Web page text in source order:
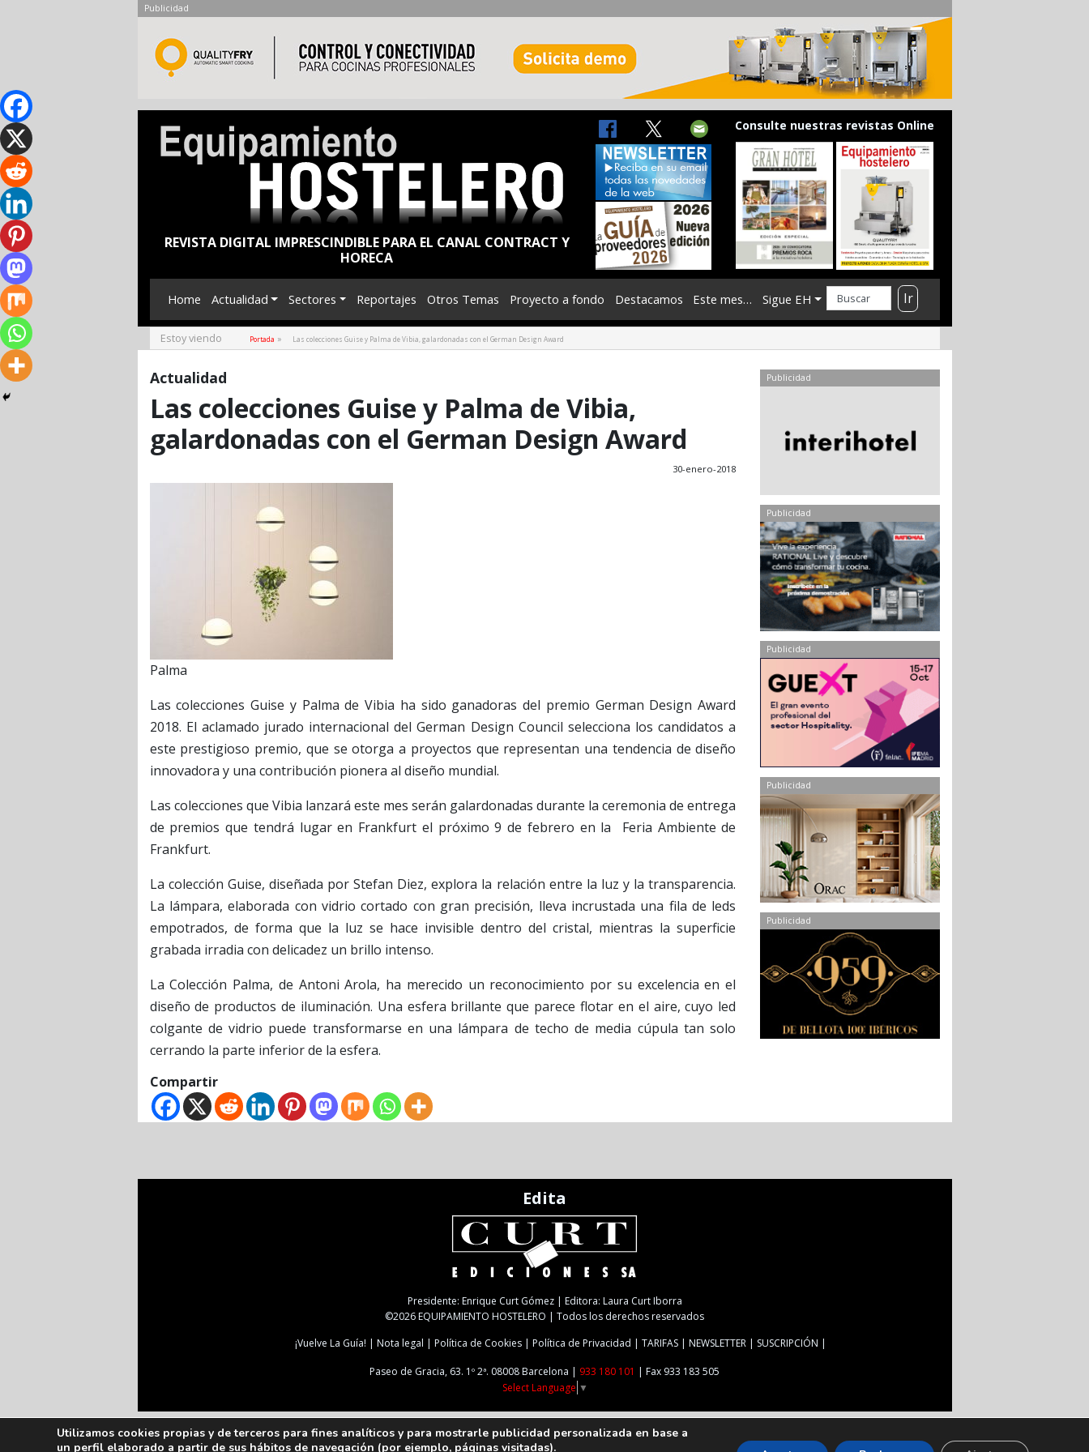
Publicidad
REVISTA DIGITAL IMPRESCINDIBLE PARA EL CANAL CONTRACT Y
HORECA
Consulte nuestras revistas Online
Home Actualidad Sectores Reportajes Otros Temas Proyecto a fondo Destacamos Este mes… Sigue EH Ir
Estoy viendo Portada » Las colecciones Guise y Palma de Vibia, galardonadas con el German Design Award
Actualidad
Las colecciones Guise y Palma de Vibia,
galardonadas con el German Design Award
30-enero-2018
Palma
Las colecciones Guise y Palma de Vibia ha sido ganadoras del premio German Design Award
2018. El aclamado jurado internacional del German Design Council selecciona los candidatos a
este prestigioso premio, que se otorga a proyectos que representan una tendencia de diseño
innovadora y una contribución pionera al diseño mundial.
Las colecciones que Vibia lanzará este mes serán galardonadas durante la ceremonia de entrega
de premios que tendrá lugar en Frankfurt el próximo 9 de febrero en la Feria Ambiente de
Frankfurt.
La colección Guise, diseñada por Stefan Diez, explora la relación entre la luz y la transparencia.
La lámpara, elaborada con vidrio cortado con gran precisión, lleva incrustada una fila de leds
empotrados, de forma que la luz se hace invisible dentro del cristal, mientras la superficie
grabada irradia con delicadez un brillo intenso.
La Colección Palma, de Antoni Arola, ha merecido un reconocimiento por su excelencia en el
diseño de productos de iluminación. Una esfera brillante que parece flotar en el aire, cuyo led
colgante de vidrio puede transformarse en una lámpara de techo de media cúpula tan solo
cerrando la parte inferior de la esfera.
Compartir
Publicidad
Publicidad
Publicidad
Publicidad
Publicidad
Edita
Presidente: Enrique Curt Gómez | Editora: Laura Curt Iborra
©2026 EQUIPAMIENTO HOSTELERO | Todos los derechos reservados
¡Vuelve La Guía!
Nota legal Política de Cookies Política de Privacidad TARIFAS NEWSLETTER SUSCRIPCIÓN
Paseo de Gracia, 63. 1º 2ª. 08008 Barcelona | 933 180 101 | Fax 933 183 505
Select Language ▼
Utilizamos cookies propias y de terceros para fines analíticos y para mostrarle publicidad personalizada en base a
un perfil elaborado a partir de sus hábitos de navegación (por ejemplo, páginas visitadas).